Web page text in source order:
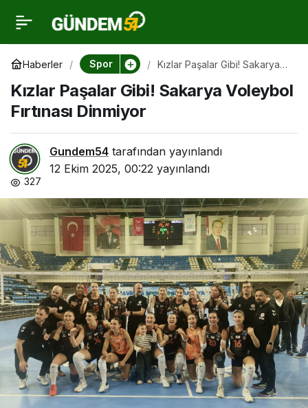
Haberler Spor
Kızlar Paşalar Gibi! Sakarya
Kızlar Paşalar Gibi! Sakarya Voleybol
Fırtınası Dinmiyor
Gundem54 tarafından yayınlandı
12 Ekim 2025, 00:22 yayınlandı
327
Kızlar Paşalar Gibi!
Sakarya Voleybol
Fırtınası Dinmiyor